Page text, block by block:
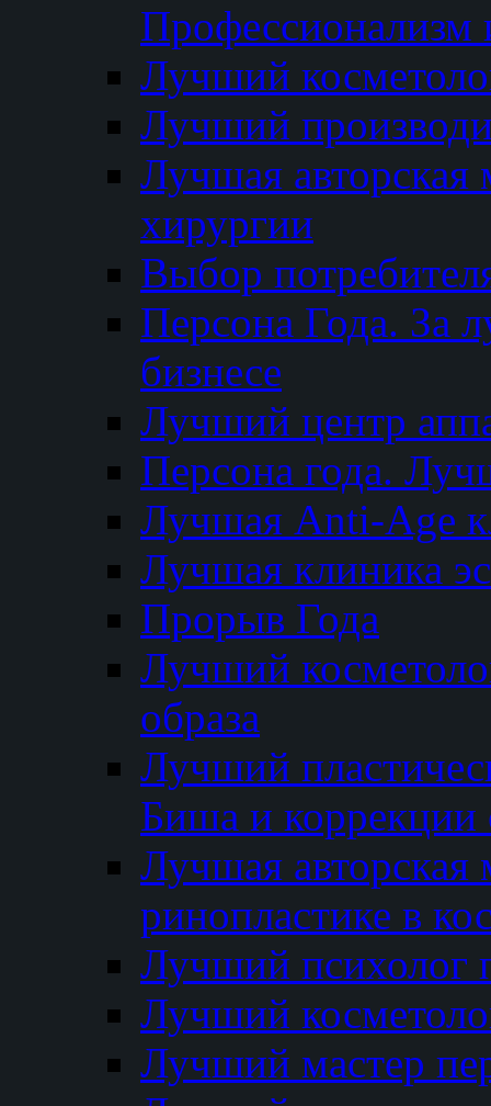
Профессионализм
Лучший
Лучший
Лучшая авторская
хирургии
Выбор
Персона Года. За
бизнесе
Лучший центр
Персона года.
Лучшая Anti-Age
Лучшая клиника
Прорыв Года
Лучший
образа
Лучший
Биша и коррекции
Лучшая авторская
ринопластике в
Лучший психолог
Лучший
Лучший мастер